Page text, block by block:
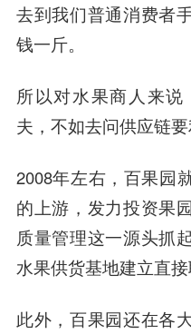
去到我们普通消费者
钱一斤。
所以对水果商人来
夫，不如去问供应链要
2008年左右，百果园
的上游，发力投资果
质量管理这一源头抓
水果供货基地建立直接
此外，百果园还在各